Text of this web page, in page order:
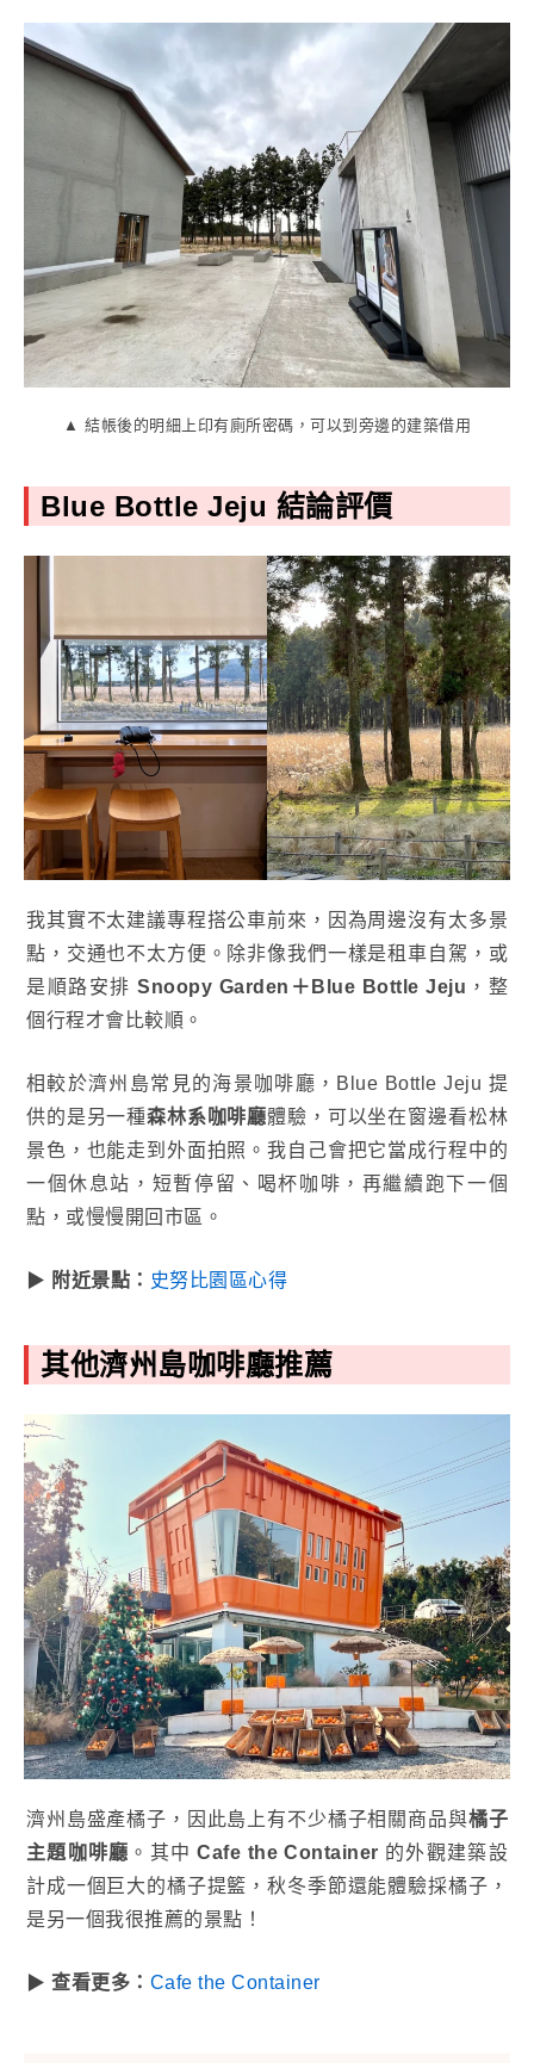
▲ 結帳後的明細上印有廁所密碼，可以到旁邊的建築借用
Blue Bottle Jeju 結論評價
我其實不太建議專程搭公車前來，因為周邊沒有太多景
點，交通也不太方便。除非像我們一樣是租車自駕，或
是順路安排 Snoopy Garden＋Blue Bottle Jeju ，整
個行程才會比較順。
相較於濟州島常見的海景咖啡廳，Blue Bottle Jeju 提
供的是另一種森林系咖啡廳體驗，可以坐在窗邊看松林
景色，也能走到外面拍照。我自己會把它當成行程中的
一個休息站，短暫停留、喝杯咖啡，再繼續跑下一個
點，或慢慢開回市區。
▶ 附近景點： 史努比園區心得
其他濟州島咖啡廳推薦
濟州島盛產橘子，因此島上有不少橘子相關商品與橘子
主題咖啡廳 。其中Cafe the Container 的外觀建築設
計成一個巨大的橘子提籃，秋冬季節還能體驗採橘子，
是另一個我很推薦的景點！
▶ 查看更多： Cafe the Container